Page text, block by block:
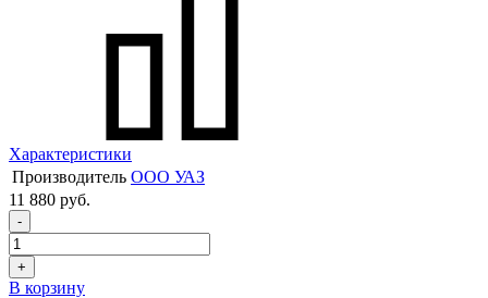
Характеристики
Производитель ООО УАЗ
11 880 руб.
-
+
В корзину